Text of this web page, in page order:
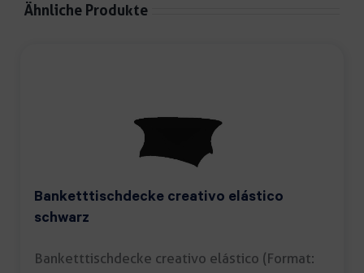
Ähnliche Produkte
Banketttischdecke creativo elástico
schwarz
Banketttischdecke creativo elástico (Format: